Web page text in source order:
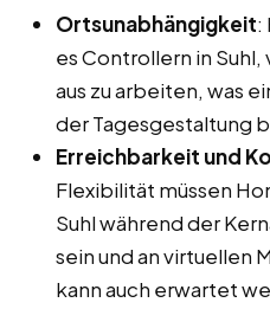
Ortsunabhängigkeit:
es Controllern in
aus zu arbeiten, was
der Tagesgestaltung
Erreichbarkeit und
Flexibilität müssen
Suhl während der
sein und an virtuellen
kann auch erwartet